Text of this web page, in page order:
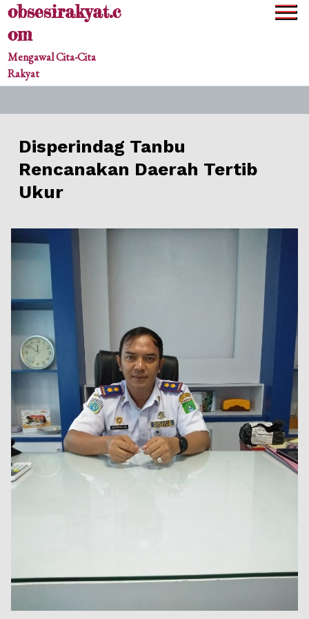
Skipobsesirakyat.c
om
Mengawal Cita-Cita
Rakyat
Disperindag Tanbu
Rencanakan Daerah Tertib
Ukur